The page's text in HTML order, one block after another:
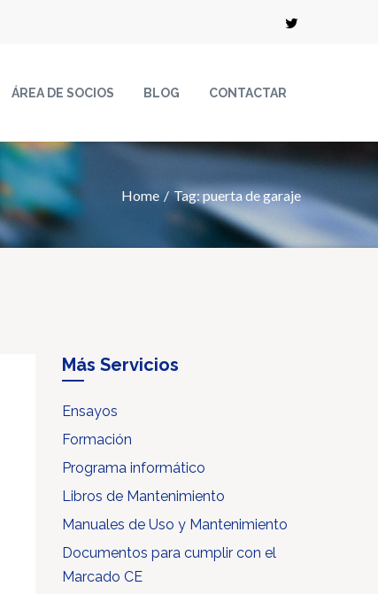
ÁREA DE SOCIOS BLOG CONTACTAR
Home Tag: puerta de garaje
Más Servicios
Ensayos
Formación
Programa informático
Libros de Mantenimiento
Manuales de Uso y Mantenimiento
Documentos para cumplir con el
Marcado CE